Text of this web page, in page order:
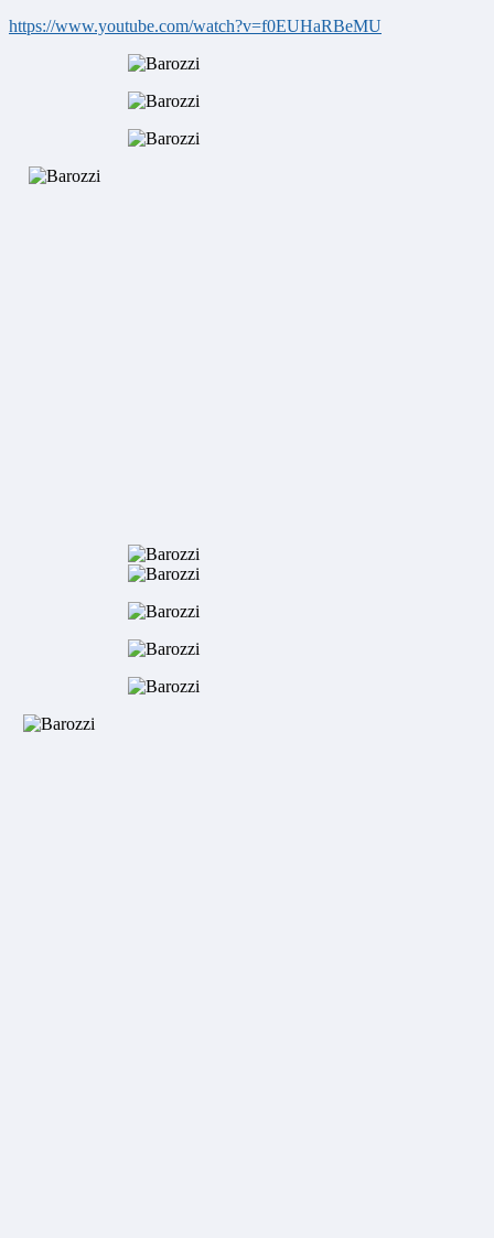
https://www.youtube.com/watch?v=f0EUHaRBeMU